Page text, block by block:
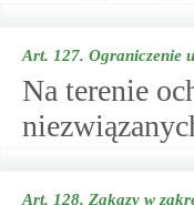
Art. 127. Ograniczenie
Na terenie
Art. 128. Zakazy w